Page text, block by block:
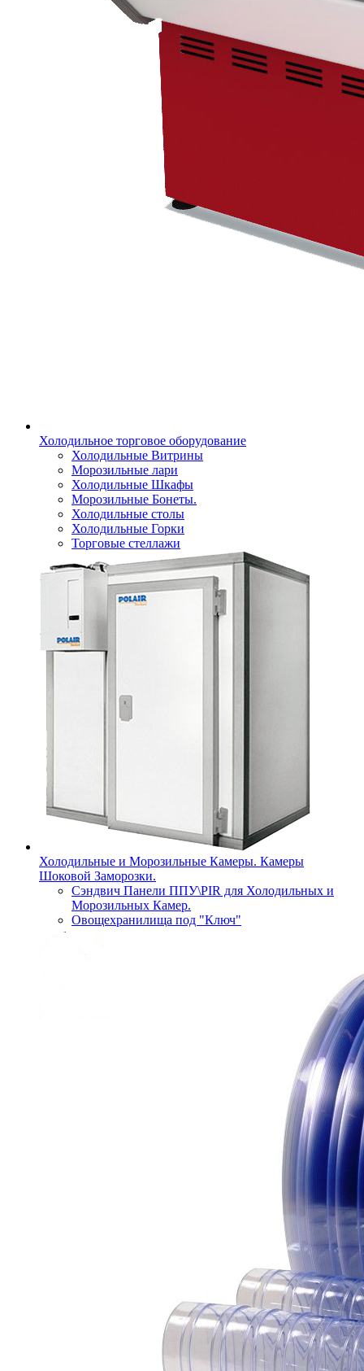
Холодильное торговое оборудование
Холодильные Витрины
Морозильные лари
Холодильные Шкафы
Морозильные Бонеты.
Холодильные столы
Холодильные Горки
Торговые стеллажи
Холодильные и Морозильные Камеры. Камеры
Шоковой Заморозки.
Сэндвич Панели ППУ\PIR для Холодильных и
Морозильных Камер.
Овощехранилища под "Ключ"